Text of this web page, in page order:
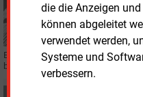
die die Anzeigen
können abgeleitet
verwendet werden,
Systeme und
verbessern.
Haushaltes
Ein Schaubild sagt mehr als
beleuchten wir regelmäßig Zahlen